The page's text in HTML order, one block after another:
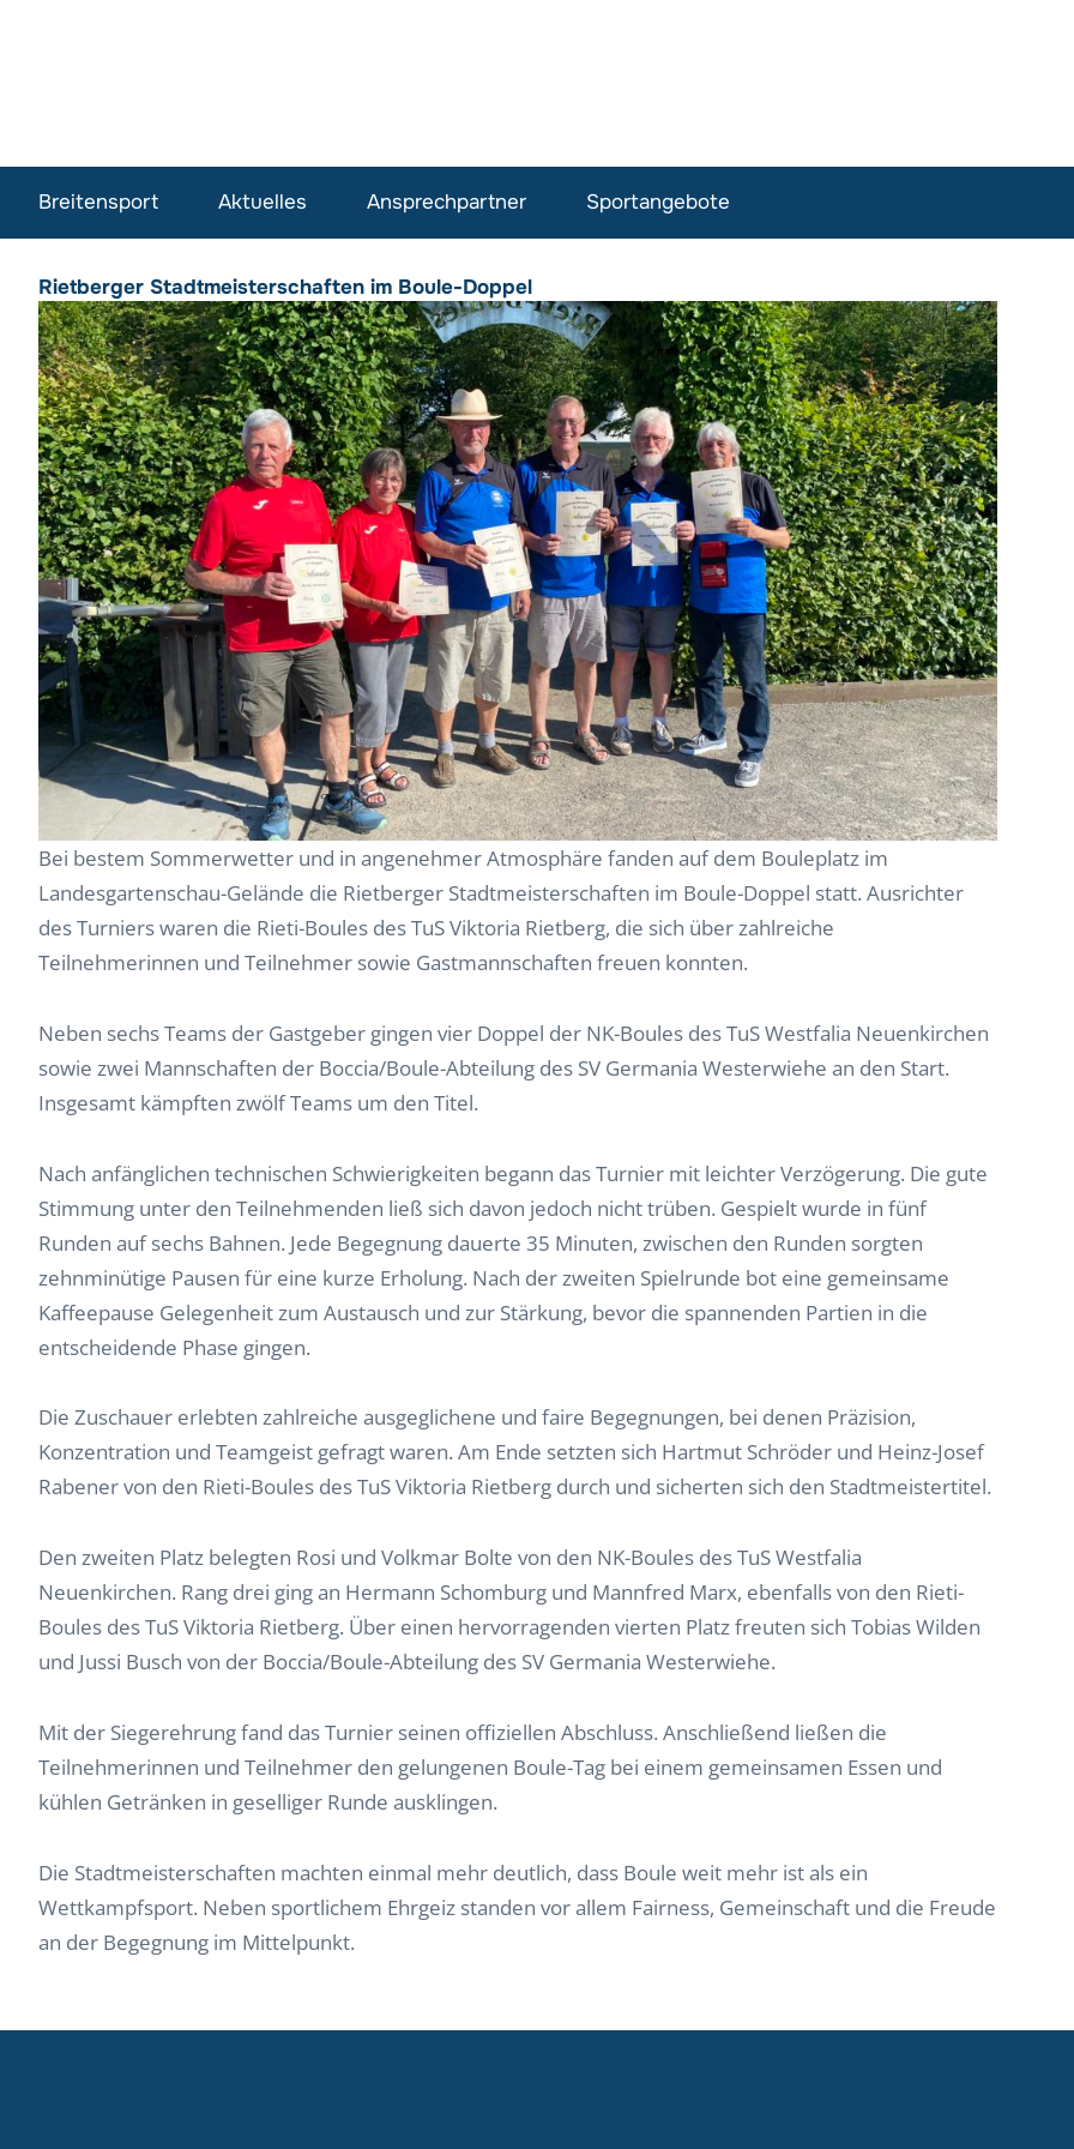
Breitensport Aktuelles Ansprechpartner Sportangebote
Rietberger Stadtmeisterschaften im Boule-Doppel
Bei bestem Sommerwetter und in angenehmer Atmosphäre fanden auf dem Bouleplatz im
Landesgartenschau-Gelände die Rietberger Stadtmeisterschaften im Boule-Doppel statt. Ausrichter
des Turniers waren die Rieti-Boules des TuS Viktoria Rietberg, die sich über zahlreiche
Teilnehmerinnen und Teilnehmer sowie Gastmannschaften freuen konnten.
Neben sechs Teams der Gastgeber gingen vier Doppel der NK-Boules des TuS Westfalia Neuenkirchen
sowie zwei Mannschaften der Boccia/Boule-Abteilung des SV Germania Westerwiehe an den Start.
Insgesamt kämpften zwölf Teams um den Titel.
Nach anfänglichen technischen Schwierigkeiten begann das Turnier mit leichter Verzögerung. Die gute
Stimmung unter den Teilnehmenden ließ sich davon jedoch nicht trüben. Gespielt wurde in fünf
Runden auf sechs Bahnen. Jede Begegnung dauerte 35 Minuten, zwischen den Runden sorgten
zehnminütige Pausen für eine kurze Erholung. Nach der zweiten Spielrunde bot eine gemeinsame
Kaffeepause Gelegenheit zum Austausch und zur Stärkung, bevor die spannenden Partien in die
entscheidende Phase gingen.
Die Zuschauer erlebten zahlreiche ausgeglichene und faire Begegnungen, bei denen Präzision,
Konzentration und Teamgeist gefragt waren. Am Ende setzten sich Hartmut Schröder und Heinz-Josef
Rabener von den Rieti-Boules des TuS Viktoria Rietberg durch und sicherten sich den Stadtmeistertitel.
Den zweiten Platz belegten Rosi und Volkmar Bolte von den NK-Boules des TuS Westfalia
Neuenkirchen. Rang drei ging an Hermann Schomburg und Mannfred Marx, ebenfalls von den Rieti-
Boules des TuS Viktoria Rietberg. Über einen hervorragenden vierten Platz freuten sich Tobias Wilden
und Jussi Busch von der Boccia/Boule-Abteilung des SV Germania Westerwiehe.
Mit der Siegerehrung fand das Turnier seinen offiziellen Abschluss. Anschließend ließen die
Teilnehmerinnen und Teilnehmer den gelungenen Boule-Tag bei einem gemeinsamen Essen und
kühlen Getränken in geselliger Runde ausklingen.
Die Stadtmeisterschaften machten einmal mehr deutlich, dass Boule weit mehr ist als ein
Wettkampfsport. Neben sportlichem Ehrgeiz standen vor allem Fairness, Gemeinschaft und die Freude
an der Begegnung im Mittelpunkt.